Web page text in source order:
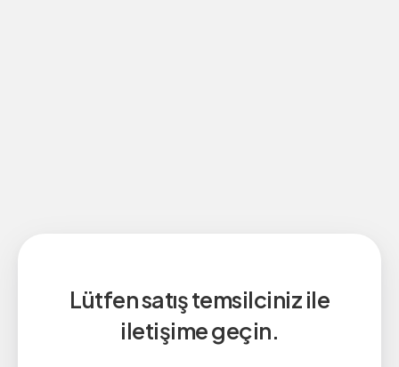
Lütfen satış temsilciniz ile
iletişime geçin.